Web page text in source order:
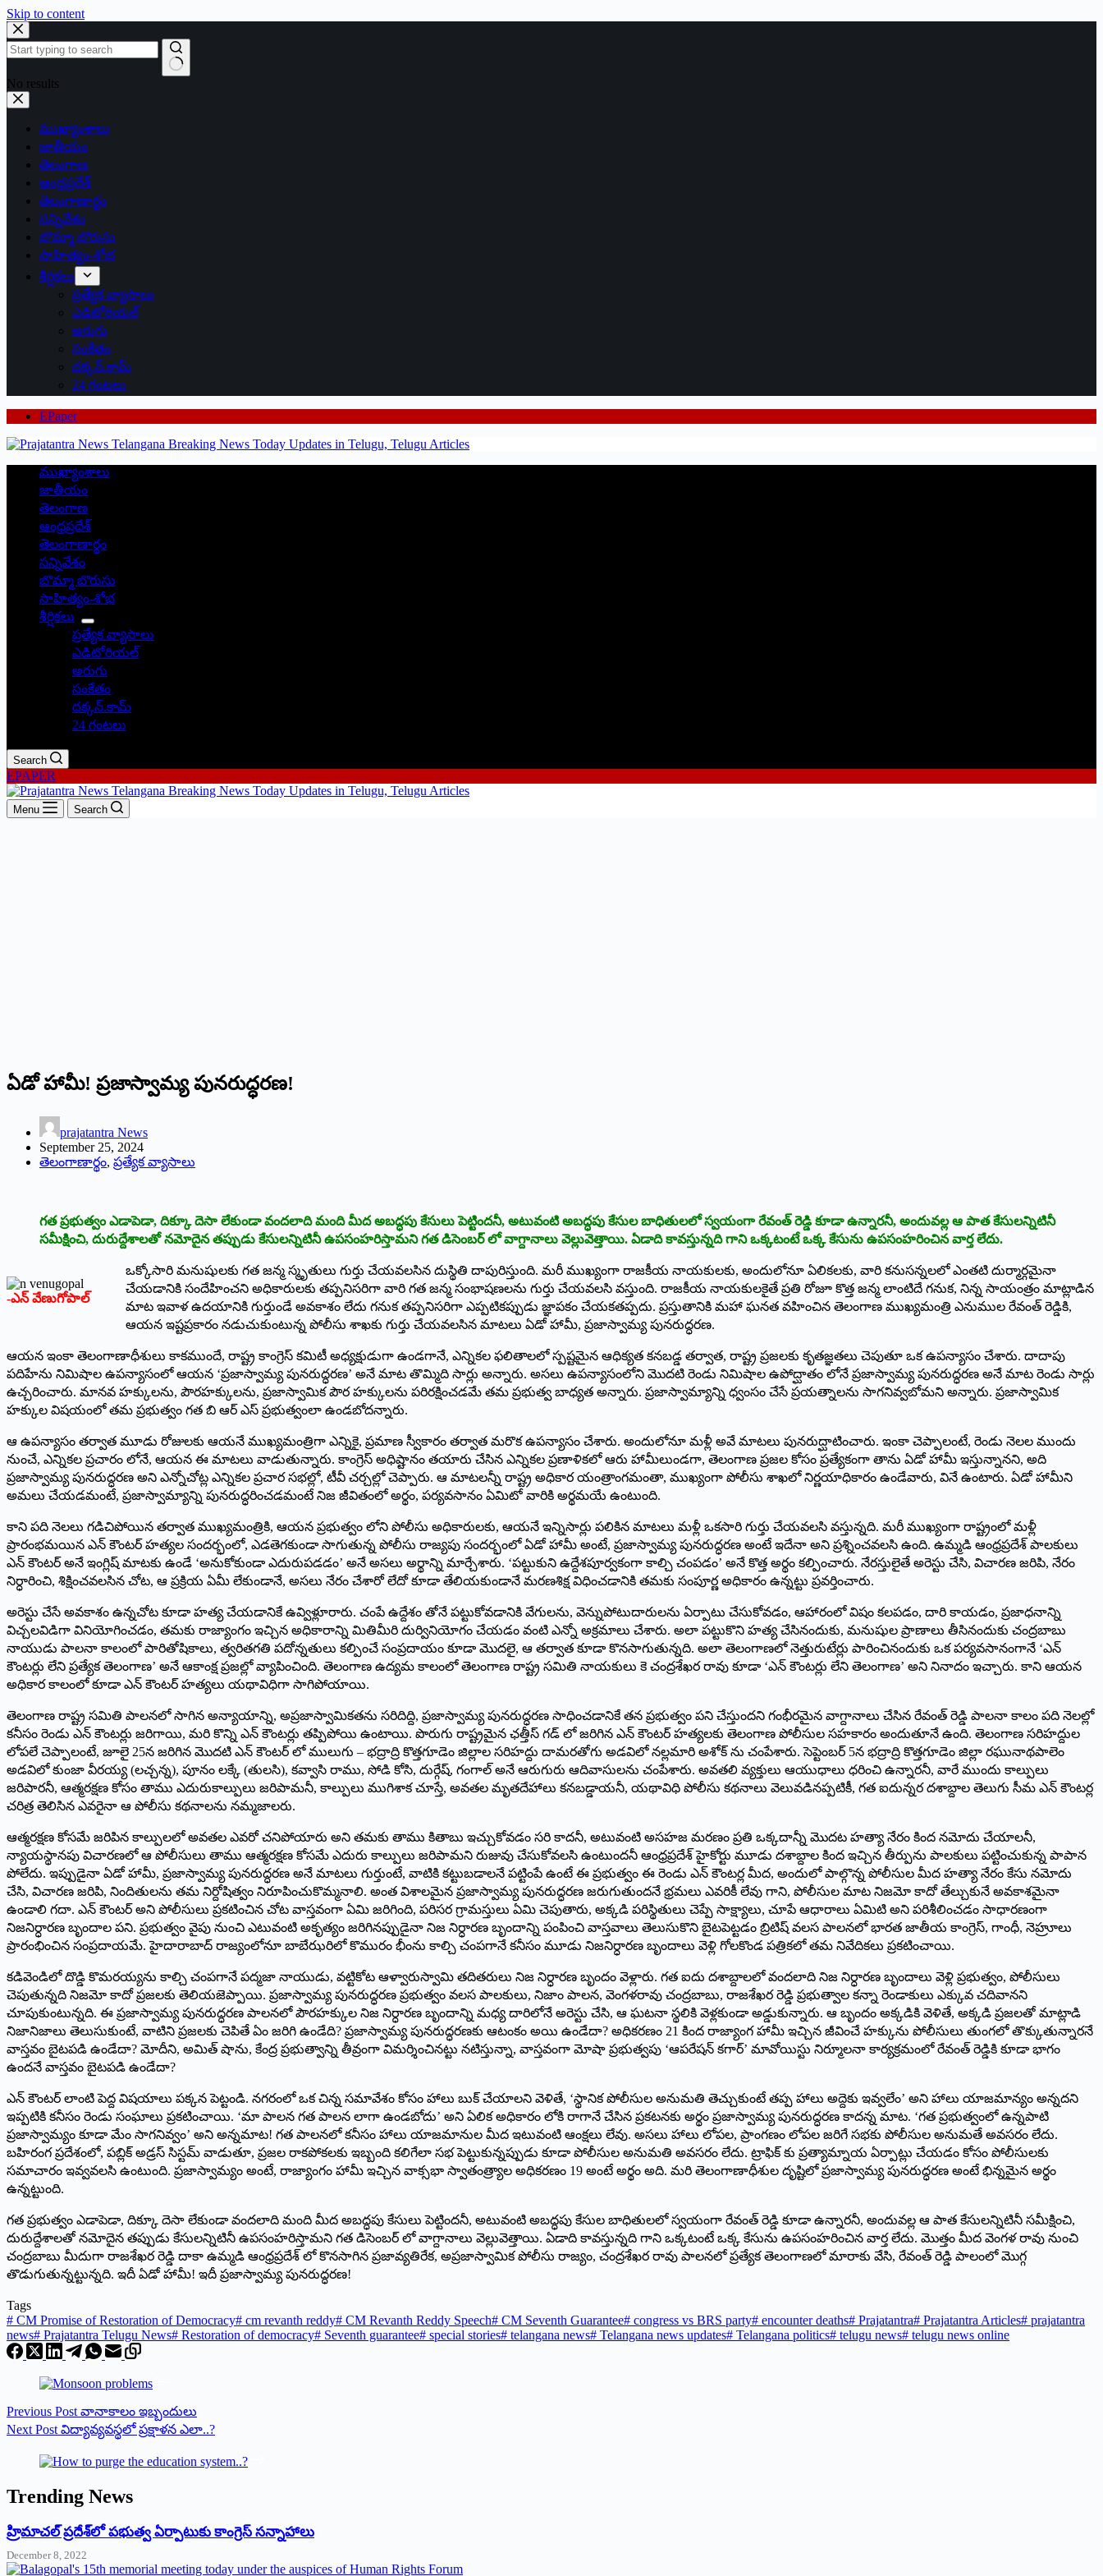
Skip to content
No results
ముఖ్యాంశాలు
జాతీయం
తెలంగాణ
ఆంధ్రప్రదేశ్
తెలంగాణార్థం
సన్నివేశం
బొమ్మా బొరుసు
సాహిత్యం-శోభ
శీర్షికలు
ప్రత్యేక వ్యాసాలు
ఎడిటోరియల్
అరుగు
సంకేతం
దక్కన్.కామ్
24 గంటలు
EPaper
ముఖ్యాంశాలు
జాతీయం
తెలంగాణ
ఆంధ్రప్రదేశ్
తెలంగాణార్థం
సన్నివేశం
బొమ్మా బొరుసు
సాహిత్యం-శోభ
శీర్షికలు
ప్రత్యేక వ్యాసాలు
ఎడిటోరియల్
అరుగు
సంకేతం
దక్కన్.కామ్
24 గంటలు
Search
EPAPER
Menu Search
ఏడో హామీ! ప్రజాస్వామ్య పునరుద్ధరణ!
prajatantra News
September 25, 2024
తెలంగాణార్థం, ప్రత్యేక వ్యాసాలు
గత ప్రభుత్వం ఎడాపెడా, దిక్కూ దెసా లేకుండా వందలాది మంది మీద అబద్ధపు కేసులు పెట్టిందనీ, అటువంటి అబద్ధపు కేసుల బాధితులలో స్వయంగా రేవంత్ రెడ్డి కూడా ఉన్నారనీ, అందువల్ల ఆ పాత కేసులన్నిటినీ
సమీక్షించి, దురుద్దేశాలతో నమోదైన తప్పుడు కేసులన్నిటినీ ఉపసంహరిస్తామని గత డిసెంబర్ లో వాగ్దానాలు వెల్లువెత్తాయి. ఏడాది కావస్తున్నది గాని ఒక్కటంటే ఒక్క కేసును ఉపసంహరించిన వార్త లేదు.
-ఎన్‌ వేణుగోపాల్‌
ఒక్కోసారి మనుషులకు గత జన్మ స్మృతులు గుర్తు చేయవలసిన దుస్థితి దాపురిస్తుంది. మరీ ముఖ్యంగా రాజకీయ నాయకులకు, అందులోనూ ఏలికలకు, వారి కనుసన్నలలో ఎంతటి దుర్మార్గమైనా
చేయడానికి సందేహించని అధికారులకు తప్పనిసరిగా వారి గత జన్మ సంభాషణలను గుర్తు చేయవలసి వస్తుంది. రాజకీయ నాయకులకైతే ప్రతి రోజూ కొత్త జన్మ లాంటిదే గనుక, నిన్న సాయంత్రం మాట్లాడిన
మాట ఇవాళ ఉదయానికి గుర్తుండే అవకాశం లేదు గనుక తప్పనిసరిగా ఎప్పటికప్పుడు జ్ఞాపకం చేయకతప్పదు. ప్రస్తుతానికి మహా ఘనత వహించిన తెలంగాణ ముఖ్యమంత్రి ఎనుముల రేవంత్ రెడ్డికి,
ఆయన ఇష్టప్రకారం నడుచుకుంటున్న పోలీసు శాఖకు గుర్తు చేయవలసిన మాటలు ఏడో హామీ, ప్రజాస్వామ్య పునరుద్ధరణ.
ఆయన ఇంకా తెలంగాణాధీశులు కాకముందే, రాష్ట్ర కాంగ్రెస్ కమిటీ అధ్యక్షుడుగా ఉండగానే, ఎన్నికల ఫలితాలలో స్పష్టమైన ఆధిక్యత కనబడ్డ తర్వాత, రాష్ట్ర ప్రజలకు కృతజ్ఞతలు చెపుతూ ఒక ఉపన్యాసం చేశారు. దాదాపు
పదిహేను నిమిషాల ఉపన్యాసంలో ఆయన ‘ప్రజాస్వామ్య పునరుద్ధరణ’ అనే మాట తొమ్మిది సార్లు అన్నారు. అసలు ఉపన్యాసంలోని మొదటి రెండు నిమిషాల ఉపోద్ఘాతం లోనే ప్రజాస్వామ్య పునరుద్ధరణ అనే మాట రెండు సార్లు
ఉచ్చరించారు. మానవ హక్కులను, పౌరహక్కులను, ప్రజాస్వామిక పౌర హక్కులను పరిరక్షించడమే తమ ప్రభుత్వ బాధ్యత అన్నారు. ప్రజాస్వామ్యాన్ని ధ్వంసం చేసే ప్రయత్నాలను సాగనివ్వబోమని అన్నారు. ప్రజాస్వామిక
హక్కుల విషయంలో తమ ప్రభుత్వం గత బి ఆర్ ఎస్ ప్రభుత్వంలా ఉండబోదన్నారు.
ఆ ఉపన్యాసం తర్వాత మూడు రోజులకు ఆయనే ముఖ్యమంత్రిగా ఎన్నికై, ప్రమాణ స్వీకారం తర్వాత మరొక ఉపన్యాసం చేశారు. అందులోనూ మళ్లీ అవే మాటలు పునరుద్ఘాటించారు. ఇంకా చెప్పాలంటే, రెండు నెలల ముందు
నుంచే, ఎన్నికల ప్రచారం లోనే, ఆయన ఈ మాటలు వాడుతున్నారు. కాంగ్రెస్ అధిష్టానం తయారు చేసిన ఎన్నికల ప్రణాళికలో ఆరు హామీలుండగా, తెలంగాణ ప్రజల కోసం ప్రత్యేకంగా తాను ఏడో హామీ ఇస్తున్నానని, అది
ప్రజాస్వామ్య పునరుద్ధరణ అని ఎన్నోచోట్ల ఎన్నికల ప్రచార సభల్లో, టీవీ చర్చల్లో చెప్పారు. ఆ మాటలన్నీ రాష్ట్ర అధికార యంత్రాంగమంతా, ముఖ్యంగా పోలీసు శాఖలో నిర్ణయాధికారం ఉండేవారు, వినే ఉంటారు. ఏడో హామీని
అమలు చేయడమంటే, ప్రజాస్వామ్యాన్ని పునరుద్ధరించడమంటే నిజ జీవితంలో అర్థం, పర్యవసానం ఏమిటో వారికి అర్థమయే ఉంటుంది.
కాని పది నెలలు గడిచిపోయిన తర్వాత ముఖ్యమంత్రికి, ఆయన ప్రభుత్వం లోని పోలీసు అధికారులకు, ఆయనే ఇన్నిసార్లు పలికిన మాటలు మళ్లీ ఒకసారి గుర్తు చేయవలసి వస్తున్నది. మరీ ముఖ్యంగా రాష్ట్రంలో మళ్లీ
ప్రారంభమయిన ఎన్ కౌంటర్ హత్యల సందర్భంలో, ఎడతెగకుండా సాగుతున్న పోలీసు రాజ్యపు సందర్భంలో ఏడో హామీ అంటే, ప్రజాస్వామ్య పునరుద్ధరణ అంటే ఇదేనా అని ప్రశ్నించవలసి ఉంది. ఉమ్మడి ఆంధ్రప్రదేశ్ పాలకులు
ఎన్ కౌంటర్ అనే ఇంగ్లిష్ మాటకు ఉండే ‘అనుకోకుండా ఎదురుపడడం’ అనే అసలు అర్థాన్ని మార్చేశారు. ‘పట్టుకుని ఉద్దేశపూర్వకంగా కాల్చి చంపడం’ అనే కొత్త అర్థం కల్పించారు. నేరస్తులైతే అరెస్టు చేసి, విచారణ జరిపి, నేరం
నిర్ధారించి, శిక్షించవలసిన చోట, ఆ ప్రక్రియ ఏమీ లేకుండానే, అసలు నేరం చేశారో లేదో కూడా తేలియకుండానే మరణశిక్ష విధించడానికి తమకు సంపూర్ణ అధికారం ఉన్నట్టు ప్రవర్తించారు.
అరెస్టు చేసే అవకాశం ఉన్నచోట కూడా హత్య చేయడానికే ఉవ్విళ్లూరారు. చంపే ఉద్దేశం తోనే పట్టుకోవడానికి వేగులను, వెన్నుపోటుదారులను ఏర్పాటు చేసుకోవడం, ఆహారంలో విషం కలపడం, దారి కాయడం, ప్రజాధనాన్ని
విచ్చలవిడిగా వినియోగించడం, తమకు రాజ్యాంగం ఇచ్చిన అధికారాన్ని మితిమీరి దుర్వినియోగం చేయడం వంటి ఎన్నో అక్రమాలు చేశారు. అలా పట్టుకొని హత్య చేసినందుకు, మనుషుల ప్రాణాలు తీసినందుకు చంద్రబాబు
నాయుడు పాలనా కాలంలో పారితోషికాలు, త్వరితగతి పదోన్నతులు కల్పించే సంప్రదాయం కూడా మొదలై, ఆ తర్వాత కూడా కొనసాగుతున్నది. అలా తెలంగాణలో నెత్తురుటేర్లు పారించినందుకు ఒక పర్యవసానంగానే ‘ఎన్
కౌంటర్లు లేని ప్రత్యేక తెలంగాణ’ అనే ఆకాంక్ష ప్రజల్లో వ్యాపించింది. తెలంగాణ ఉద్యమ కాలంలో తెలంగాణ రాష్ట్ర సమితి నాయకులు కె చంద్రశేఖర రావు కూడా ‘ఎన్ కౌంటర్లు లేని తెలంగాణ’ అని నినాదం ఇచ్చారు. కాని ఆయన
అధికార కాలంలో కూడా ఎన్ కౌంటర్ హత్యలు యథావిధిగా సాగిపోయాయి.
తెలంగాణ రాష్ట్ర సమితి పాలనలో సాగిన అన్యాయాన్ని, అప్రజాస్వామికతను సరిదిద్ది, ప్రజాస్వామ్య పునరుద్ధరణ సాధించడానికే తన ప్రభుత్వం పని చేస్తుందని గంభీరమైన వాగ్దానాలు చేసిన రేవంత్ రెడ్డి పాలనా కాలం పది నెలల్లో
కనీసం రెండు ఎన్ కౌంటర్లు జరిగాయి, మరి కొన్ని ఎన్ కౌంటర్లు తప్పిపోయి ఉంటాయి. పొరుగు రాష్ట్రమైన ఛత్తీస్ గడ్ లో జరిగిన ఎన్ కౌంటర్ హత్యలకు తెలంగాణ పోలీసుల సహకారం అందుతూనే ఉంది. తెలంగాణ సరిహద్దుల
లోపలే చెప్పాలంటే, జూలై 25న జరిగిన మొదటి ఎన్ కౌంటర్ లో ములుగు – భద్రాద్రి కొత్తగూడెం జిల్లాల సరిహద్దు దామరతోగు అడవిలో నల్లమారి అశోక్ ను చంపేశారు. సెప్టెంబర్ 5న భద్రాద్రి కొత్తగూడెం జిల్లా రఘునాథపాలెం
అడవిలో కుంజా వీరయ్య (లచ్చన్న), పూనం లక్కే (తులసి), కవ్వాసి రాము, సోడి కోసి, దుర్గేష్, గంగాల్ అనే ఆరుగురు ఆదివాసులను చంపేశారు. అవతలి వ్యక్తులు ఆయుధాలు ధరించి ఉన్నారనీ, వారే ముందు కాల్పులు
జరిపారనీ, ఆత్మరక్షణ కోసం తాము ఎదురుకాల్పులు జరిపామనీ, కాల్పులు ముగిశాక చూస్తే, అవతల మృతదేహాలు కనబడ్డాయనీ, యథావిధి పోలీసు కథనాలు వెలువడినప్పటికీ, గత ఐదున్నర దశాబ్దాల తెలుగు సీమ ఎన్ కౌంటర్ల
చరిత్ర తెలిసిన ఎవరైనా ఆ పోలీసు కథనాలను నమ్మజాలరు.
ఆత్మరక్షణ కోసమే జరిపిన కాల్పులలో అవతల ఎవరో చనిపోయారు అని తమకు తాము కితాబు ఇచ్చుకోవడం సరి కాదనీ, అటువంటి అసహజ మరణం ప్రతి ఒక్కదాన్నీ మొదట హత్యా నేరం కింద నమోదు చేయాలనీ,
న్యాయస్థానపు విచారణలో ఆ పోలీసులు తాము ఆత్మరక్షణ కోసమే ఎదురు కాల్పులు జరిపామని రుజువు చేసుకోవలసి ఉంటుందనీ ఆంధ్రప్రదేశ్ హైకోర్టు మూడు దశాబ్దాల కింద ఇచ్చిన తీర్పును పాలకులు పట్టించుకున్న పాపాన
పోలేదు. ఇప్పుడైనా ఏడో హామీ, ప్రజాస్వామ్య పునరుద్ధరణ అనే మాటలు గుర్తుంటే, వాటికి కట్టుబడాలనే పట్టింపే ఉంటే ఈ ప్రభుత్వం ఈ రెండు ఎన్ కౌంటర్ల మీద, అందులో పాల్గొన్న పోలీసుల మీద హత్యా నేరం కేసు నమోదు
చేసి, విచారణ జరిపి, నిందితులను తమ నిర్దోషిత్వం నిరూపించుకొమ్మనాలి. అంత విశాలమైన ప్రజాస్వామ్య పునరుద్ధరణ జరుగుతుందనే భ్రమలు ఎవరికీ లేవు గాని, పోలీసుల మాట నిజమో కాదో తేల్చుకునే అవకాశమైనా
ఉండాలి గదా. ఎన్ కౌంటర్ అని పోలీసులు ప్రకటించిన చోట వాస్తవంగా ఏమి జరిగింది, పరిసర గ్రామస్తులు ఏమి చెపుతారు, అక్కడి పరిస్థితులు చెప్పే సాక్ష్యాలు, చూపే ఆధారాలు ఏమిటి అని పరిశీలించడం సాధారణంగా
నిజనిర్ధారణ బృందాల పని. ప్రభుత్వం వైపు నుంచి ఎటువంటి అకృత్యం జరిగినప్పుడైనా నిజ నిర్ధారణ బృందాన్ని పంపించి వాస్తవాలు తెలుసుకొని బైటపెట్టడం బ్రిటిష్ వలస పాలనలో భారత జాతీయ కాంగ్రెస్, గాంధీ, నెహ్రూలు
ప్రారంభించిన సంప్రదాయమే. హైదారాబాద్ రాజ్యంలోనూ బాబేఝరిలో కొమురం భీంను కాల్చి చంపగానే కనీసం మూడు నిజనిర్ధారణ బృందాలు వెళ్లి గోలకొండ పత్రికలో తమ నివేదికలు ప్రకటించాయి.
కడివెండిలో దొడ్డి కొమరయ్యను కాల్చి చంపగానే పద్మజా నాయుడు, వట్టికోట ఆళ్వారుస్వామి తదితరులు నిజ నిర్ధారణ బృందం వెళ్లారు. గత ఐదు దశాబ్దాలలో వందలాది నిజ నిర్ధారణ బృందాలు వెళ్లి ప్రభుత్వం, పోలీసులు
చెపుతున్నది నిజమో కాదో ప్రజలకు తెలియజెప్పాయి. ప్రజాస్వామ్య పునరుద్ధరణ ప్రభుత్వం వలస పాలకులు, నిజాం పాలన, వెంగళరావు చంద్రబాబు, రాజశేఖర రెడ్డి ప్రభుత్వాల కన్నా రెండాకులు ఎక్కువ చదివానని
చూపుకుంటున్నది. ఈ ప్రజాస్వామ్య పునరుద్ధరణ పాలనలో పౌరహక్కుల నిజ నిర్ధారణ బృందాన్ని మధ్య దారిలోనే అరెస్టు చేసి, ఆ ఘటనా స్థలికి వెళ్లకుండా అడ్డుకున్నారు. ఆ బృందం అక్కడికి వెళితే, అక్కడి ప్రజలతో మాట్లాడి
నిజానిజాలు తెలుసుకుంటే, వాటిని ప్రజలకు చెపితే ఏం జరిగి ఉండేది? ప్రజాస్వామ్య పునరుద్ధరణకు ఆటంకం అయి ఉండేదా? అధికరణం 21 కింద రాజ్యాంగ హామీ ఇచ్చిన జీవించే హక్కును పోలీసులు తుంగలో తొక్కుతున్నారనే
వాస్తవం బైటపడి ఉండేదా? మోదీని, అమిత్ షాను, కేంద్ర ప్రభుత్వాన్ని తీవ్రంగా విమర్శించినట్టు నటిస్తున్నా, వాస్తవంగా మోషా ప్రభుత్వపు ‘ఆపరేషన్ కగార్’ మావోయిస్టు నిర్మూలనా కార్యక్రమంలో రేవంత్ రెడ్డికి కూడా భాగం
ఉందనే వాస్తవం బైటపడి ఉండేదా?
ఎన్ కౌంటర్ లాంటి పెద్ద విషయాలు పక్కన పెట్టండి. నగరంలో ఒక చిన్న సమావేశం కోసం హాలు బుక్ చేయాలని వెళితే, ‘స్థానిక పోలీసుల అనుమతి తెచ్చుకుంటే తప్ప హాలు అద్దెకు ఇవ్వలేం’ అని హాలు యాజమాన్యం అన్నదని
ఇప్పటికి కనీసం రెండు సంఘాలు ప్రకటించాయి. ‘మా పాలన గత పాలన లాగా ఉండబోదు’ అని ఏలిక అధికారం లోకి రాగానే చేసిన ప్రకటనకు అర్థం ప్రజాస్వామ్య పునరుద్ధరణ కాదన్న మాట. ‘గత ప్రభుత్వంలో ఉన్నపాటి
ప్రజాస్వామ్యం కూడా మేం సాగనివ్వం’ అని అన్నమాట! గత పాలనలో కనీసం హాలు యాజమానుల మీద ఇటువంటి ఆంక్షలు లేవు. అసలు హాలు లోపల, ప్రాంగణం లోపల జరిగే సభకు పోలీసుల అనుమతే అవసరం లేదు.
బహిరంగ ప్రదేశంలో, పబ్లిక్ అడ్రస్ సిస్టమ్ వాడుతూ, ప్రజల రాకపోకలకు ఇబ్బంది కలిగేలా సభ పెట్టుకున్నప్పుడు కూడా పోలీసుల అనుమతి అవసరం లేదు. ట్రాఫిక్ కు ప్రత్యామ్నాయ ఏర్పాట్లు చేయడం కోసం పోలీసులకు
సమాచారం ఇవ్వవలసి ఉంటుంది. ప్రజాస్వామ్యం అంటే, రాజ్యాంగం హామీ ఇచ్చిన వాక్సభా స్వాతంత్ర్యాల అధికరణం 19 అంటే అర్థం అది. మరి తెలంగాణాధీశుల దృష్టిలో ప్రజాస్వామ్య పునరుద్ధరణ అంటే భిన్నమైన అర్థం
ఉన్నట్టుంది.
గత ప్రభుత్వం ఎడాపెడా, దిక్కూ దెసా లేకుండా వందలాది మంది మీద అబద్ధపు కేసులు పెట్టిందనీ, అటువంటి అబద్ధపు కేసుల బాధితులలో స్వయంగా రేవంత్ రెడ్డి కూడా ఉన్నారనీ, అందువల్ల ఆ పాత కేసులన్నిటినీ సమీక్షించి,
దురుద్దేశాలతో నమోదైన తప్పుడు కేసులన్నిటినీ ఉపసంహరిస్తామని గత డిసెంబర్ లో వాగ్దానాలు వెల్లువెత్తాయి. ఏడాది కావస్తున్నది గాని ఒక్కటంటే ఒక్క కేసును ఉపసంహరించిన వార్త లేదు. మొత్తం మీద వెంగళ రావు నుంచి
చంద్రబాబు మీదుగా రాజశేఖర రెడ్డి దాకా ఉమ్మడి ఆంధ్రప్రదేశ్ లో కొనసాగిన ప్రజావ్యతిరేక, అప్రజాస్వామిక పోలీసు రాజ్యం, చంద్రశేఖర రావు పాలనలో ప్రత్యేక తెలంగాణలో మారాకు వేసి, రేవంత్ రెడ్డి పాలంలో మొగ్గ
తొడుగుతున్నట్టున్నది. ఇదీ ఏడో హామీ! ఇదీ ప్రజాస్వామ్య పునరుద్ధరణ!
Tags
# CM Promise of Restoration of Democracy# cm revanth reddy# CM Revanth Reddy Speech# CM Seventh Guarantee# congress vs BRS party# encounter deaths# Prajatantra# Prajatantra Articles# prajatantra
news# Prajatantra Telugu News# Restoration of democracy# Seventh guarantee# special stories# telangana news# Telangana news updates# Telangana politics# telugu news# telugu news online
Previous Post వానాకాలం ఇబ్బందులు
Next Post విద్యావ్యవస్థలో ప్రక్షాళన ఎలా..?
Trending News
‌హ్రిమాచల్‌ ‌ప్రదేశ్‌లో పభుత్వ ఏర్పాటుకు కాంగ్రెస్‌ ‌సన్నాహాలు
December 8, 2022